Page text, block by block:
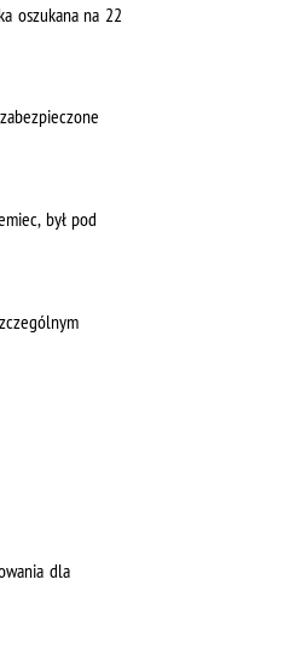
oszukana na 22
był pod
dla